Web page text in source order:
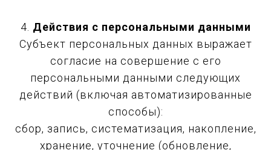
4. Действия с персональными данными
Субъект персональных данных выражает
согласие на совершение с его
персональными данными следующих
действий (включая автоматизированные
способы):
сбор, запись, систематизация, накопление,
хранение, уточнение (обновление,